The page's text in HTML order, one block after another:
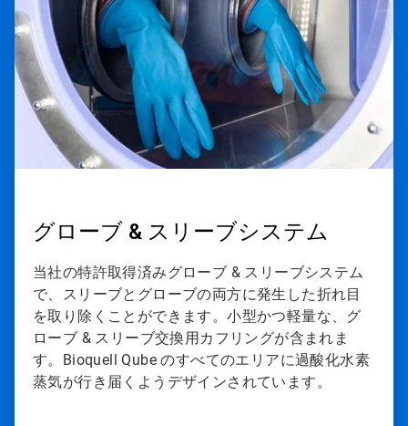
4
グローブ & スリーブシステム
当社の特許取得済みグローブ & スリーブシステム
で、スリーブとグローブの両方に発生した折れ目
を取り除くことができます。小型かつ軽量な、グ
ローブ & スリーブ交換用カフリングが含まれま
す。Bioquell Qube のすべてのエリアに過酸化水素
蒸気が行き届くようデザインされています。